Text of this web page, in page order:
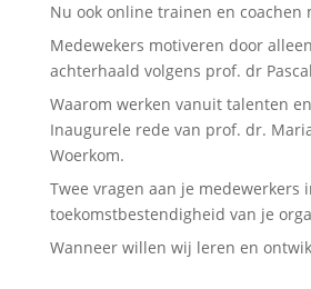
Nu ook online trainen en coachen
Medewekers motiveren door
achterhaald volgens prof. dr
Waarom werken vanuit talenten
Inaugurele rede van prof. dr.
Woerkom.
Twee vragen aan je medewerkers
toekomstbestendigheid van je
Wanneer willen wij leren en